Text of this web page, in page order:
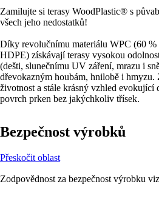
Zamilujte si terasy WoodPlastic® s
všech jeho nedostatků!
Díky revolučnímu materiálu WPC (60 %
HDPE) získávají terasy vysokou
(dešti, slunečnímu UV záření, mrazu i
dřevokazným houbám, hnilobě i hmyzu.
životnost a stále krásný vzhled evokující
povrch prken bez jakýchkoliv třísek.
Bezpečnost výrobků
Přeskočit oblast
Zodpovědnost za bezpečnost výrobku viz